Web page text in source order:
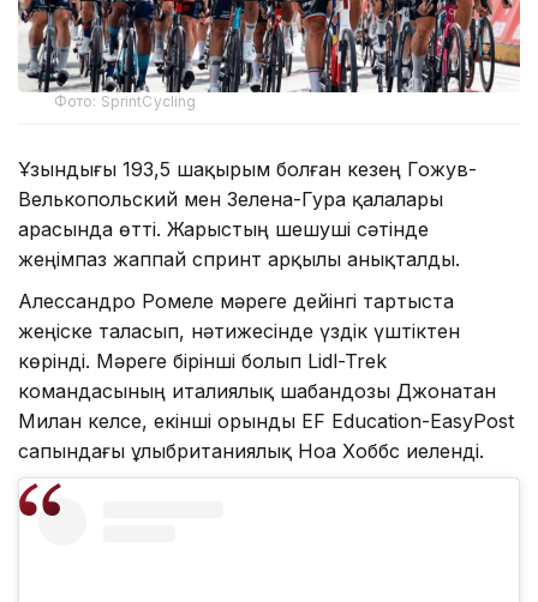
Фото: SprintCycling
Ұзындығы 193,5 шақырым болған кезең Гожув-
Велькопольский мен Зелена-Гура қалалары
арасында өтті. Жарыстың шешуші сәтінде
жеңімпаз жаппай спринт арқылы анықталды.
Алессандро Ромеле мәреге дейінгі тартыста
жеңіске таласып, нәтижесінде үздік үштіктен
көрінді. Мәреге бірінші болып Lidl-Trek
командасының италиялық шабандозы Джонатан
Милан келсе, екінші орынды EF Education-EasyPost
сапындағы ұлыбританиялық Ноа Хоббс иеленді.